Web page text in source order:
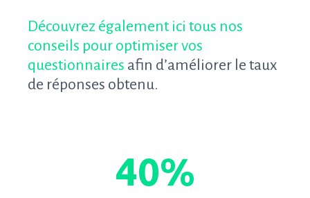
Découvrez également ici tous nos
conseils pour optimiser vos
questionnaires afin d’améliorer le taux
de réponses obtenu.
40%